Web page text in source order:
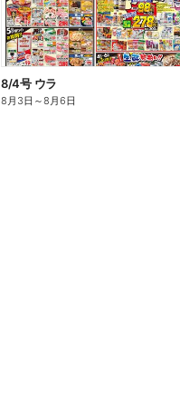
8/4号 ウラ
8月3日 ～8月6日